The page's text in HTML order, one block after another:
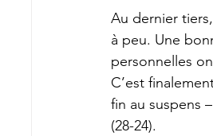
Au dernier
à peu. Une
personnelles
C’est
fin au suspens
(28-24).